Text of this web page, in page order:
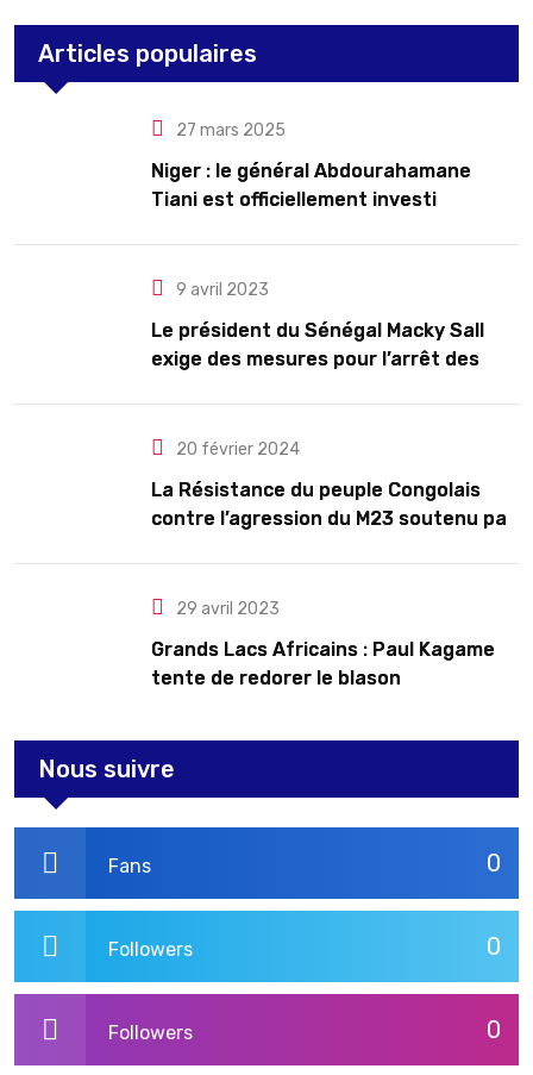
Articles populaires
27 mars 2025
Niger : le général Abdourahamane
Tiani est officiellement investi
9 avril 2023
Le président du Sénégal Macky Sall
exige des mesures pour l’arrêt des
20 février 2024
La Résistance du peuple Congolais
contre l’agression du M23 soutenu par
29 avril 2023
Grands Lacs Africains : Paul Kagame
tente de redorer le blason
Nous suivre
0
Fans
0
Followers
0
Followers